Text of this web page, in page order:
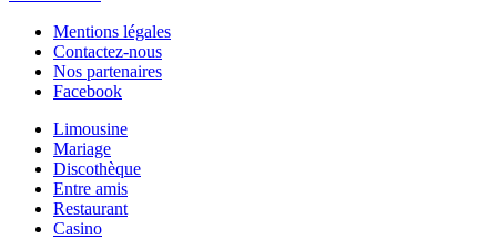
Mentions légales
Contactez-nous
Nos partenaires
Facebook
Limousine
Mariage
Discothèque
Entre amis
Restaurant
Casino